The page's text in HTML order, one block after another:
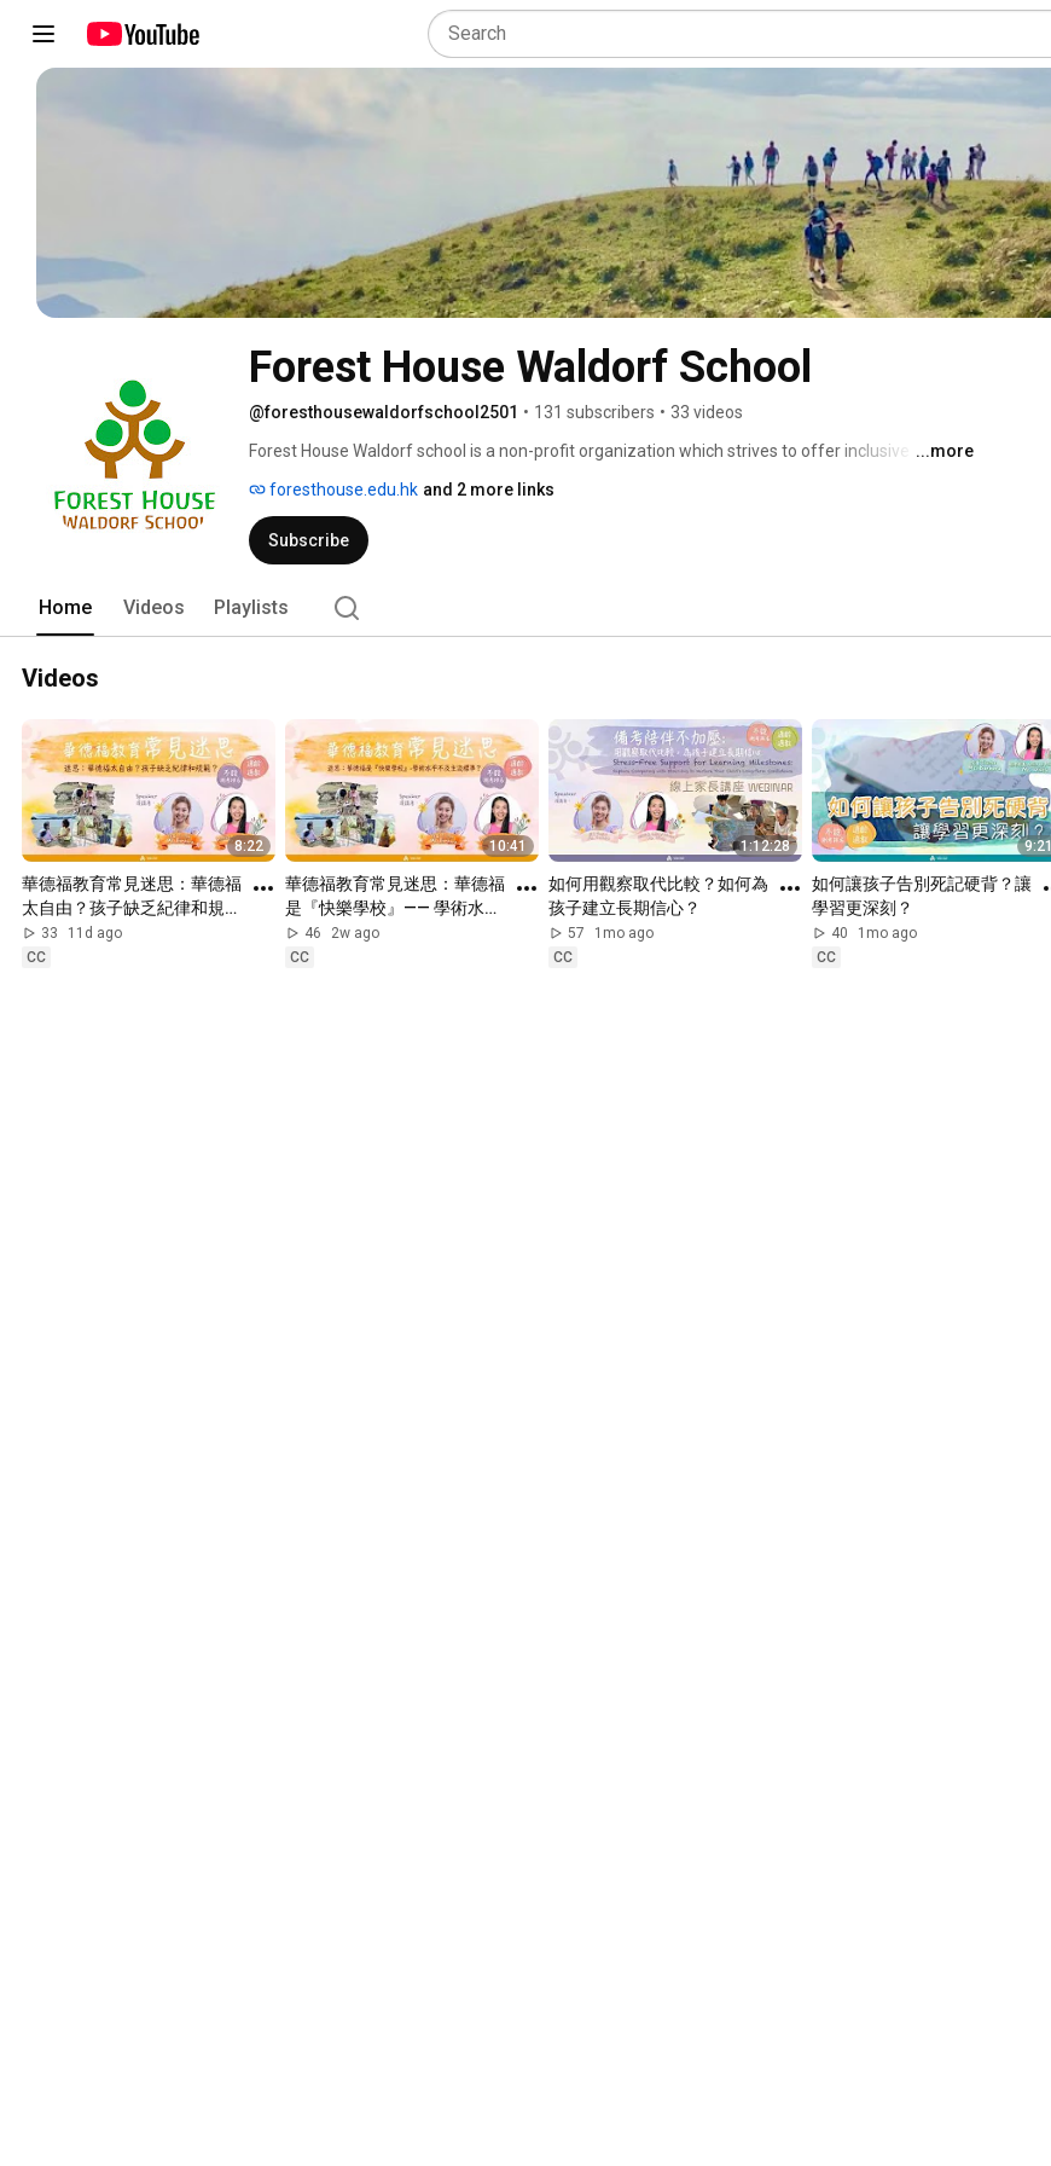
Forest House Waldorf School
@foresthousewaldorfschool2501 • 131 subscribers • 33 videos
Forest House Waldorf school is a non-profit organization which strives to offer inclusive
...more
foresthouse.edu.hk and 2 more links
Subscribe
Home Videos Playlists
Videos
8:22
華德福教育常見迷思：華德福
太自由？孩子缺乏紀律和規
範？
33
11d ago
CC
10:41
華德福教育常見迷思：華德福
是『快樂學校』—— 學術水平
不及主流標準？
46
2w ago
CC
1:12:28
如何用觀察取代比較？如何為
孩子建立長期信心？
57
1mo ago
CC
9:21
如何讓孩子告別死記硬背？讓
學習更深刻？
40
1mo ago
CC